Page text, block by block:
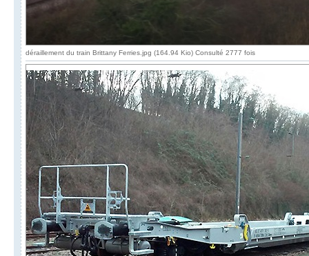
déraillement du train Brittany Ferries.jpg (164.94 Kio) Consulté 2777 fois